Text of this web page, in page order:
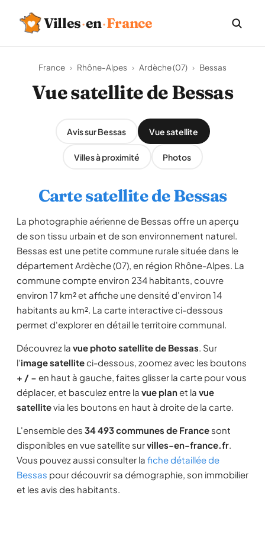
Villes·en·France
France › Rhône-Alpes › Ardèche (07) › Bessas
Vue satellite de Bessas
Avis sur Bessas Vue satellite
Villes à proximité Photos
Carte satellite de Bessas
La photographie aérienne de Bessas offre un aperçu
de son tissu urbain et de son environnement naturel.
Bessas est une petite commune rurale située dans le
département Ardèche (07), en région Rhône-Alpes. La
commune compte environ 234 habitants, couvre
environ 17 km² et affiche une densité d'environ 14
habitants au km². La carte interactive ci-dessous
permet d'explorer en détail le territoire communal.
Découvrez la vue photo satellite de Bessas. Sur
l'image satelliteci-dessous, zoomez avec les boutons
+ / − en haut à gauche, faites glisser la carte pour vous
déplacer, et basculez entre la vue planet la vue
satellitevia les boutons en haut à droite de la carte.
L'ensemble des 34 493 communes de France sont
disponibles en vue satellite survilles-en-france.fr.
Vous pouvez aussi consulter la fiche détaillée de
Bessas pour découvrir sa démographie, son immobilier
et les avis des habitants.